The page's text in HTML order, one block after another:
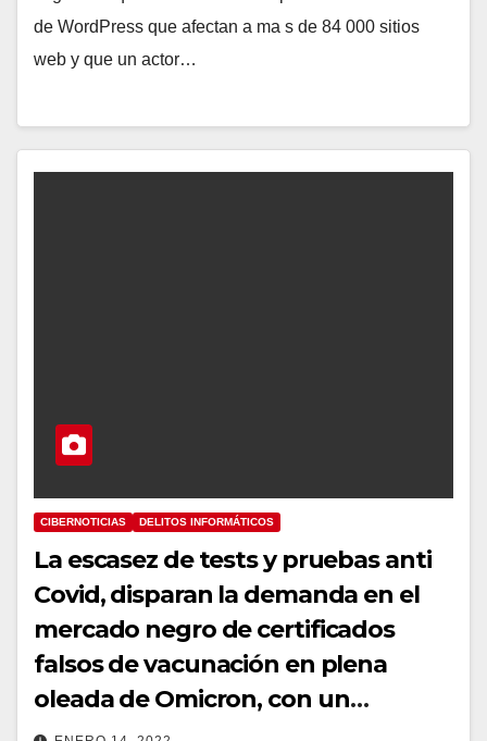
de WordPress que afectan a ma s de 84 000 sitios
web y que un actor…
CIBERNOTICIAS DELITOS INFORMÁTICOS
La escasez de tests y pruebas anti
Covid, disparan la demanda en el
mercado negro de certificados
falsos de vacunación en plena
oleada de Omicron, con un
aumento en su precio hasta del